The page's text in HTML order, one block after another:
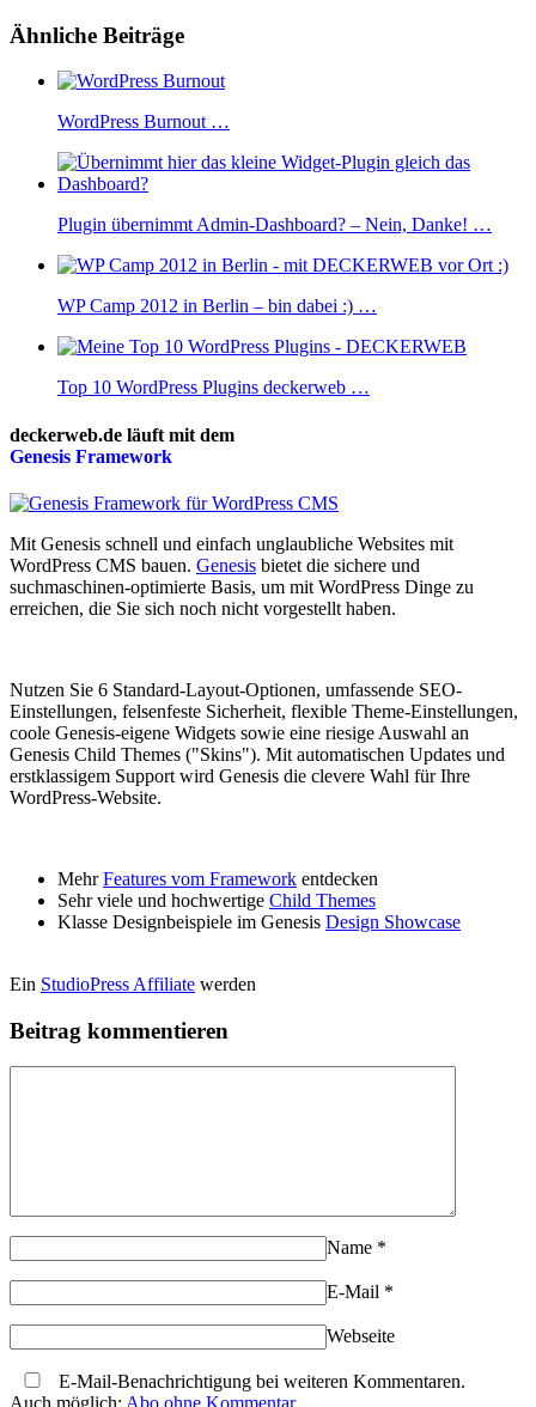
Ähnliche Beiträge
WordPress Burnout …
Plugin übernimmt Admin-Dashboard? – Nein, Danke! …
WP Camp 2012 in Berlin – bin dabei :) …
Top 10 WordPress Plugins deckerweb …
deckerweb.de läuft mit dem
Genesis Framework
Mit Genesis schnell und einfach unglaubliche Websites mit
WordPress CMS bauen. Genesis bietet die sichere und
suchmaschinen-optimierte Basis, um mit WordPress Dinge zu
erreichen, die Sie sich noch nicht vorgestellt haben.
Nutzen Sie 6 Standard-Layout-Optionen, umfassende SEO-
Einstellungen, felsenfeste Sicherheit, flexible Theme-Einstellungen,
coole Genesis-eigene Widgets sowie eine riesige Auswahl an
Genesis Child Themes ("Skins"). Mit automatischen Updates und
erstklassigem Support wird Genesis die clevere Wahl für Ihre
WordPress-Website.
MehrFeatures vom Framework entdecken
Sehr viele und hochwertige Child Themes
Klasse Designbeispiele im Genesis Design Showcase
Ein StudioPress Affiliate werden
Beitrag kommentieren
Name *
E-Mail *
Webseite
E-Mail-Benachrichtigung bei weiteren Kommentaren.